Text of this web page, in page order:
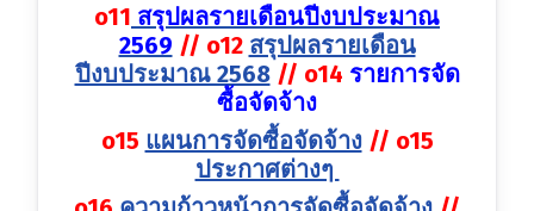
o11 สรุปผลรายเดือนปีงบประมาณ
2569 // o12 สรุปผลรายเดือน
ปีงบประมาณ 2568 // o14 รายการจัด
ซื้อจัดจ้าง
o15 แผนการจัดซื้อจัดจ้าง // o15
ประกาศต่างๆ